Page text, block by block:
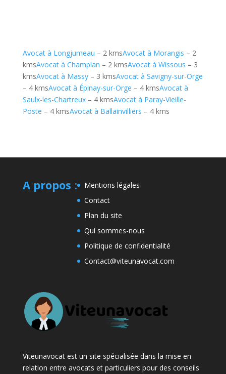
Avocat à Longjumeau – 2 kmsAvocat à Morangis – 2
kmsAvocat à Champlan – 2 kmsAvocat à Wissous – 3
kmsAvocat à Massy– 3 kmsAvocat à Savigny-sur-Orge
– 4 kmsAvocat à Épinay-sur-Orge – 4 kmsAvocat à
Saulx-les-Chartreux– 4 kmsAvocat à Paray-Vieille-
Poste – 4 kmsAvocat à Ballainvilliers – 4 kms
A propos :
Mentions légales
Contact
Plan du site
Qui sommes-nous
Politique de confidentialité
Contact@viteunavocat.com
Viteunavocat est un site spécialisée dans la mise en
relation entre avocats et particuliers pour des conseils